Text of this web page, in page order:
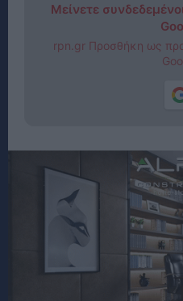
Μείνετε
rpn.gr Προσθήκη ως